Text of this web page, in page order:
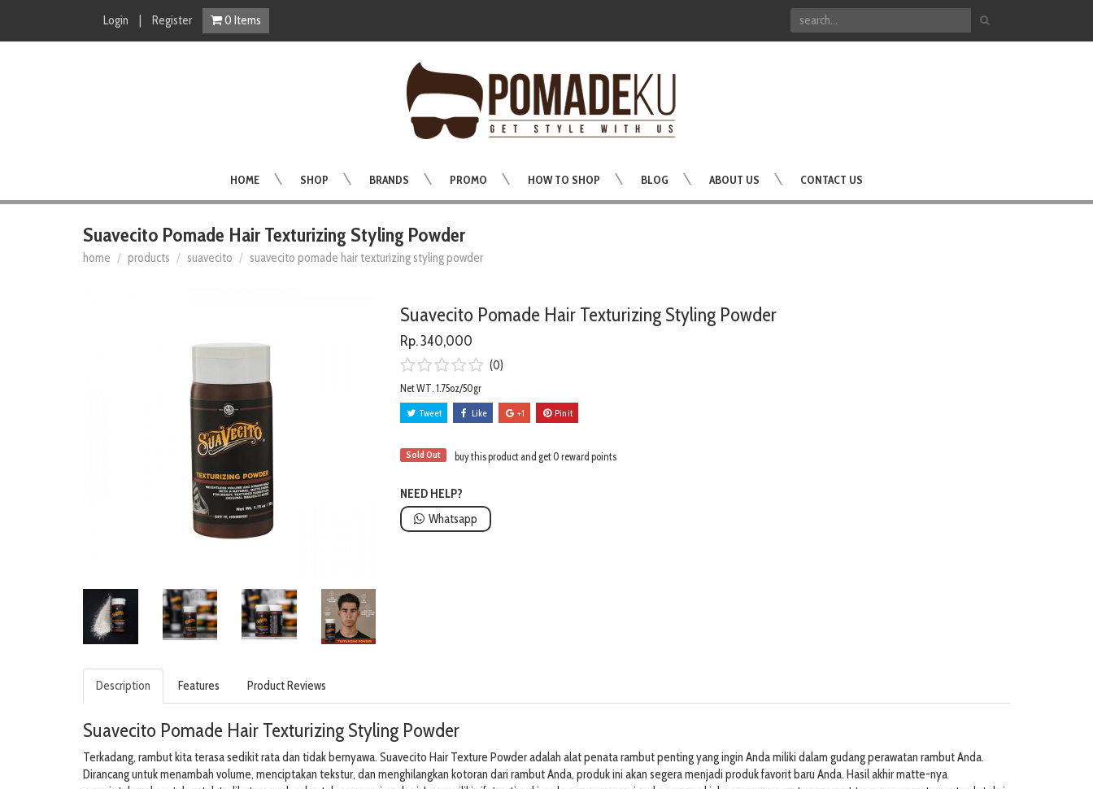
Login Register 0 Items
HOME SHOP BRANDS PROMO HOW TO SHOP BLOG ABOUT US CONTACT US
Suavecito Pomade Hair Texturizing Styling Powder
home products suavecito suavecito pomade hair texturizing styling powder
Suavecito Pomade Hair Texturizing Styling Powder
Rp. 340,000
(0)
Net WT. 1.75oz/50gr
Tweet
Like +1 Pin it
Sold Out buy this product and get 0 reward points
NEED HELP?
Whatsapp
Description Features Product Reviews
Suavecito Pomade Hair Texturizing Styling Powder
Terkadang, rambut kita terasa sedikit rata dan tidak bernyawa. Suavecito Hair Texture Powder adalah alat penata rambut penting yang ingin Anda miliki dalam gudang perawatan rambut Anda.
Dirancang untuk menambah volume, menciptakan tekstur, dan menghilangkan kotoran dari rambut Anda, produk ini akan segera menjadi produk favorit baru Anda. Hasil akhir matte-nya